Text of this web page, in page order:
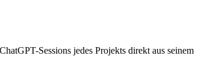
Sessions jedes Projekts direkt aus seinem